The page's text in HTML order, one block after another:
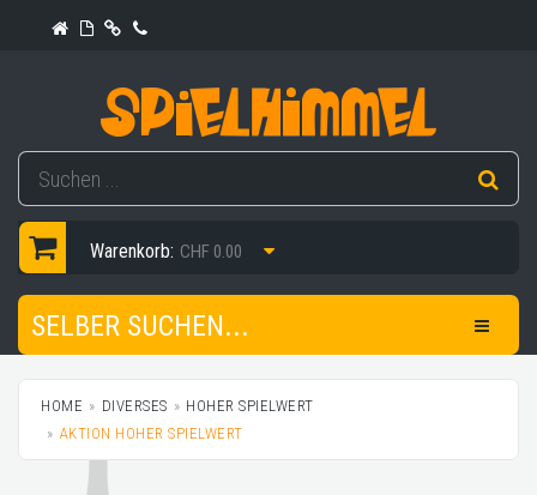
Warenkorb: CHF 0.00
SELBER SUCHEN...
HOME DIVERSES
HOHER SPIELWERT
AKTION HOHER SPIELWERT